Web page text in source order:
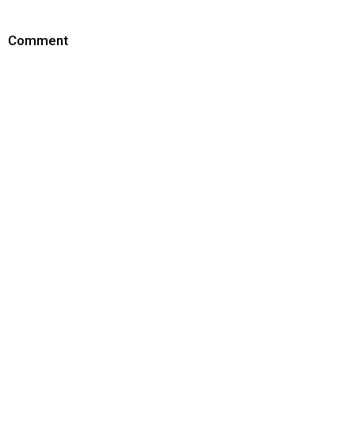
Comment